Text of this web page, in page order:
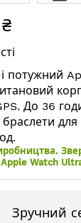
потужний
До 36
браслети
Watch
Зручний